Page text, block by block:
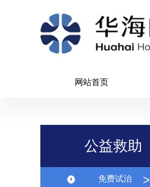
网站首页
公益救助
免费试治 >